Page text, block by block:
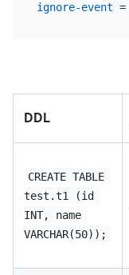
ignore-event
DDL
CREATE TABLE
test.t1 (id
INT, name
VARCHAR(50));